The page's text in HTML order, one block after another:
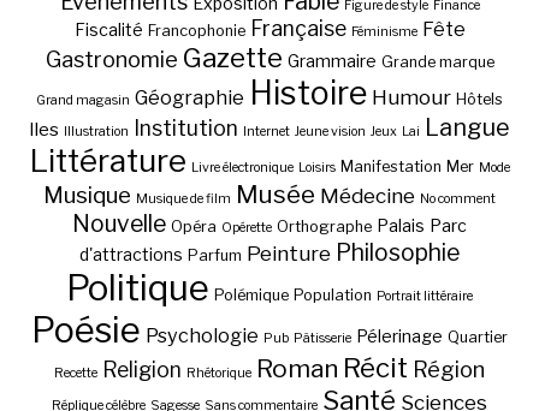
Figure de style Finance
Fiscalité Francophonie Française Féminisme Fête
Gastronomie Gazette Grammaire Grande marque
Grand magasin Géographie Histoire Humour Hôtels
Iles Illustration Institution Internet Jeune vision Jeux Lai Langue
Littérature Livre électronique Loisirs Manifestation Mer Mode
Musique Musique de film Musée Médecine No comment
Nouvelle Opéra Opérette Orthographe Palais Parc
d'attractions Parfum Peinture Philosophie
Politique Polémique Population Portrait littéraire
Poésie Psychologie Pub Pâtisserie Pélerinage Quartier
Recette Religion Rhétorique Roman Récit Région
Réplique célèbre Sagesse Sans commentaire Santé Sciences